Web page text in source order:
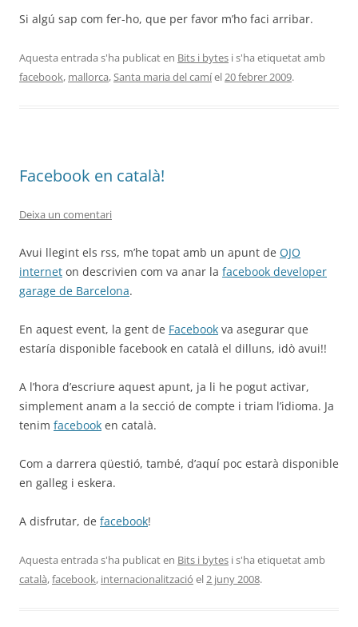
Si algú sap com fer-ho, que per favor m’ho faci arribar.
Aquesta entrada s'ha publicat en Bits i bytes i s'ha etiquetat amb
facebook, mallorca,Santa maria del camíel20 febrer 2009.
Facebook en català!
Deixa un comentari
Avui llegint els rss, m’he topat amb un apunt de OJO
internet on descrivien com va anar la facebook developer
garage de Barcelona.
En aquest event, la gent de Facebook va asegurar que
estaría disponible facebook en català el dilluns, idò avui!!
A l’hora d’escriure aquest apunt, ja li he pogut activar,
simplement anam a la secció de compte i triam l’idioma. Ja
tenim facebook en català.
Com a darrera qüestió, també, d’aquí poc estarà disponible
en galleg i eskera.
A disfrutar, de facebook!
Aquesta entrada s'ha publicat en Bits i bytes i s'ha etiquetat amb
català,facebook, internacionalització el2 juny 2008.